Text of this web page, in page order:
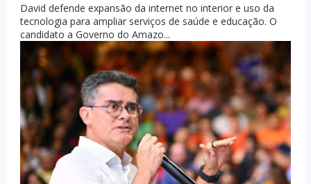
David defende expansão da internet no interior e uso da
tecnologia para ampliar serviços de saúde e educação. O
candidato a Governo do Amazo...